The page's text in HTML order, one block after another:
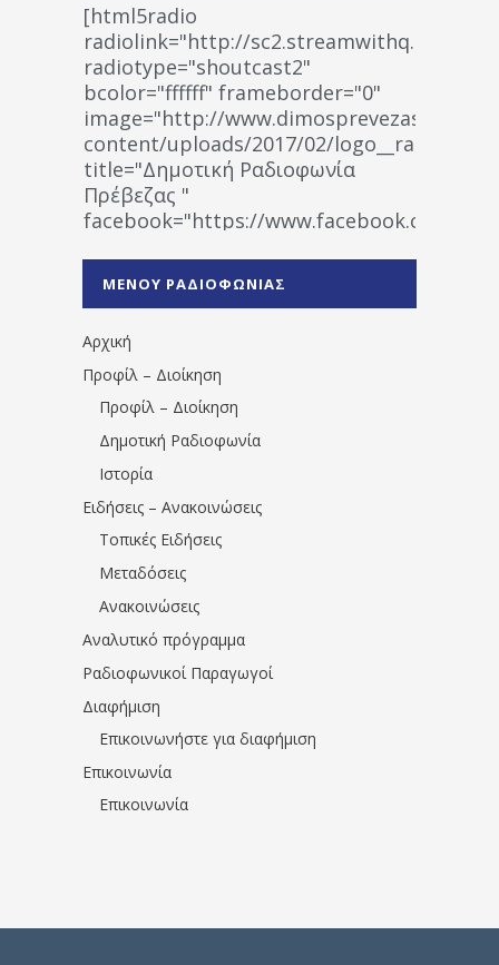
[html5radio
radiolink="http://
radiotype="shoutcast2"
bcolor="ffffff" frameborder="0"
image="http://www.dimosprevezas.gr/wp-
content/uploads/2017/02/
title="Δημοτική Ραδιοφωνία
Πρέβεζας "
facebook="https://www.facebook.com/
1531194763766854/" artist="" ]
ΜΕΝΟΥ ΡΑΔΙΟΦΩΝΙΑΣ
Αρχική
Προφίλ – Διοίκηση
Προφίλ – Διοίκηση
Δημοτική Ραδιοφωνία
Ιστορία
Ειδήσεις – Ανακοινώσεις
Τοπικές Ειδήσεις
Μεταδόσεις
Ανακοινώσεις
Αναλυτικό πρόγραμμα
Ραδιοφωνικοί Παραγωγοί
Διαφήμιση
Επικοινωνήστε για διαφήμιση
Επικοινωνία
Επικοινωνία